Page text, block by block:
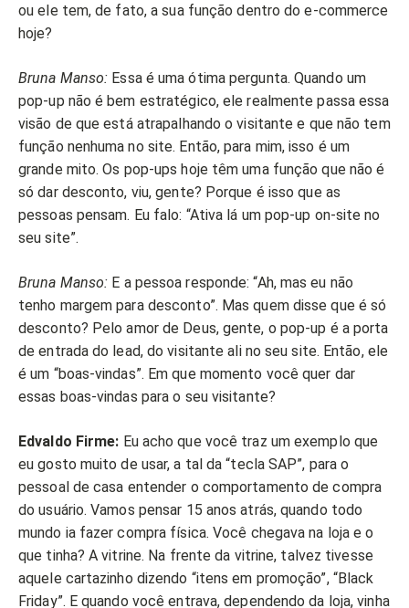
ou ele tem, de fato, a sua função dentro do e-commerce
hoje?
Bruna Manso: Essa é uma ótima pergunta. Quando um
pop-up não é bem estratégico, ele realmente passa essa
visão de que está atrapalhando o visitante e que não tem
função nenhuma no site. Então, para mim, isso é um
grande mito. Os pop-ups hoje têm uma função que não é
só dar desconto, viu, gente? Porque é isso que as
pessoas pensam. Eu falo: “Ativa lá um pop-up on-site no
seu site”.
Bruna Manso: E a pessoa responde: “Ah, mas eu não
tenho margem para desconto”. Mas quem disse que é só
desconto? Pelo amor de Deus, gente, o pop-up é a porta
de entrada do lead, do visitante ali no seu site. Então, ele
é um “boas-vindas”. Em que momento você quer dar
essas boas-vindas para o seu visitante?
Edvaldo Firme: Eu acho que você traz um exemplo que
eu gosto muito de usar, a tal da “tecla SAP”, para o
pessoal de casa entender o comportamento de compra
do usuário. Vamos pensar 15 anos atrás, quando todo
mundo ia fazer compra física. Você chegava na loja e o
que tinha? A vitrine. Na frente da vitrine, talvez tivesse
aquele cartazinho dizendo “itens em promoção”, “Black
Friday”. E quando você entrava, dependendo da loja, vinha